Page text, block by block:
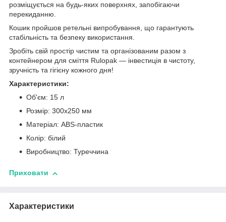
розміщується на будь-яких поверхнях, запобігаючи
перекиданню.
Кошик пройшов ретельні випробування, що гарантують
стабільність та безпеку використання.
Зробіть свій простір чистим та організованим разом з
контейнером для сміття Rulopak — інвестиція в чистоту,
зручність та гігієну кожного дня!
Характеристики:
Об'єм: 15 л
Розмір: 300х250 мм
Матеріал: ABS-пластик
Колір: білий
Виробництво: Туреччина
Приховати
Характеристики